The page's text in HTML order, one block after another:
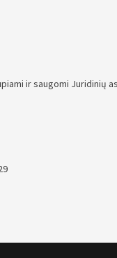
ir saugomi Juridinių